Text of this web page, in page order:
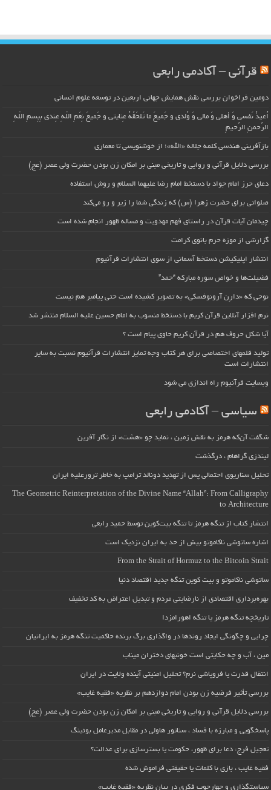
قرآنی – آکادمی رابعی
دومین فراخوان بررسی نقش همایش جهانی اربعین در توسعه علوم انسانی
اُعیذُ نَفسی وَ أهلی وَ مالی وَ وُلدی و جَمیعَ ما تَلحَقُهُ عِنایتی و جَمیعَ نِعَمِ اللّهِ عِندی بِبِسمِ اللّهِ
الرَّحمنِ الرَّحیمِ
بازآفرینی هندسی کلمه جلاله «الله»؛ از خوشنویسی تا معماری
بررسی دلایل قرآنی و روایی و تاریخی مبنی بر امکان زن بودن حضرت ولی عصر (عج)
دعای حرز امام جواد با دستخط امام رضا علیهما السلام و روش استفاده
صلواتی برای حضرت زهرا (س) که زندگی شما را زیر و رو می‌کند
چیدمان آیات قرآن در راستای فهم مهدویت و مساله ظهور انجام شده است
گزارشی از موزه حرم بانوی کرامت
انتشار اپلیکیشن دستخط آسمانی از سوی انتشارات قرآنیوم
فضیلت‌ها و خواص سوره مبارکه “حمد”
نوحی که «دارِن آرونوفسکی» به تصویر کشیده است حتی پیامبر هم نیست
نرم افزار آنلاین قرآن کریم با دستخط منسوب به امام حسین علیه السلام منتشر شد
آیا شکل حروف هم در قرآن کریم حاوی پیام است ؟
تولید قلمهای اختصاصی برای هر کتاب وجه تمایز انتشارات قرآنیوم نسبت به سایر
انتشارات است
وبسایت قرآنیوم راه اندازی می شود
سیاسی – آکادمی رابعی
شگفت آن‌که هرمز به نقش زمین ، نماید چو «هشت» از نگار آفرین
لیندزی گراهام ، درگذشت
تحلیل سناریوی احتمالی پس از تهدید دونالد ترامپ به خاطر ترورعلیه ایران
The Geometric Reinterpretation of the Divine Name “Allah”: From Calligraphy
to Architecture
انتشار کتاب از تنگه هرمز تا تنگه بیت‌کوین توسط حمید رابعی
اشاره ساتوشی ناکاموتو بیش از حد به ایران نزدیک است
From the Strait of Hormuz to the Bitcoin Strait
ساتوشی ناکاموتو و بیت کوین تنگه جدید اقتصاد دنیا
بهره‌برداری اقتصادی از نارضایتی مردم و تبدیل اعتراض به کد تخفیف
تاریخچه تنگه هرمز یا تنگه اهورامزدا
چرایی و چگونگی ایجاد روندها در واگذاری برگ برنده حاکمیت تنگه هرمز به ایرانیان
مین ، آب و چه حکایتی است خونبهای دختران میناب
انتقال قدرت یا فروپاشی نرم؟ تحلیل امنیتی آینده ولایت در ایران
بررسی تأثیر فرضیه زن بودن امام دوازدهم بر نظریه «فقیه غایب»
بررسی دلایل قرآنی و روایی و تاریخی مبنی بر امکان زن بودن حضرت ولی عصر (عج)
پاسخگویی و مبارزه با فساد ، سناتور هاولی در مقابل مدیرعامل بوئینگ
تعجیل فرج: دعا برای ظهور، حکومت یا بسترسازی برای عدالت؟
فقیه غایب ، بازی با کلمات یا حقیقتی فراموش شده
سیاستگذاری و چهارچوب فکری در بیان نظریه «فقیه غایب»